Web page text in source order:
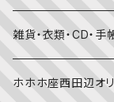
春
夏
赤ちゃん（０・１・２
文字のない絵本
ファッション
映画
雑貨・衣類・CD・手
靴下
ホホホ座西田辺オ